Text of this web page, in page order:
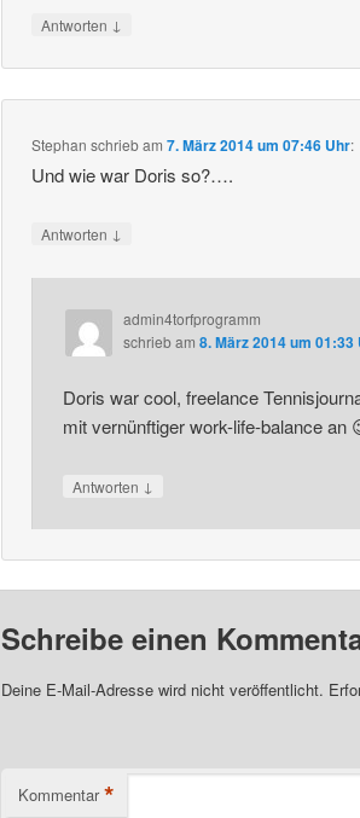
Antworten ↓
Stephan schriebam7. März 2014 um 07:46 Uhr:
Und wie war Doris so?….
Antworten ↓
admin4torfprogramm
schriebam 8. März 2014 um 01:33
Doris war cool, freelance
mit vernünftiger work-life-balance an
Antworten ↓
Schreibe einen
Deine E-Mail-Adresse wird nicht veröffentlicht.
Kommentar *